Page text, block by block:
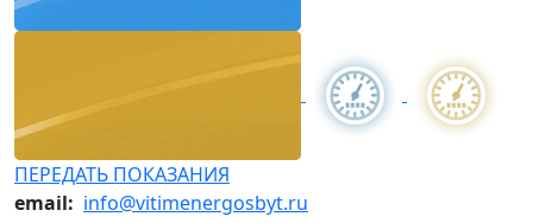
ПЕРЕДАТЬ ПОКАЗАНИЯ
email: info@vitimenergosbyt.ru